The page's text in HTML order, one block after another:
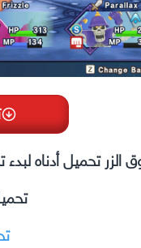
الزر تحميل أدناه